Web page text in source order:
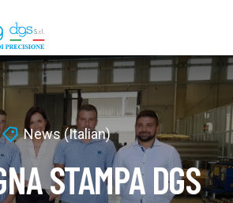
News (Italian)
STAMPA DGS